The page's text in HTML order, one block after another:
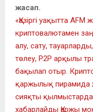
жасап.
«Қазіргі уақытта
криптовалютамен
алу, сату,
төлеу, P2P арқылы
бақылап отыр.
қаржылық пирамида
сияқты
хабарлайды Қаржы